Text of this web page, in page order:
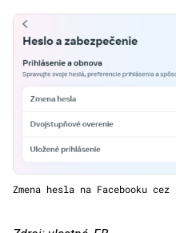
Zmena hesla na Facebooku